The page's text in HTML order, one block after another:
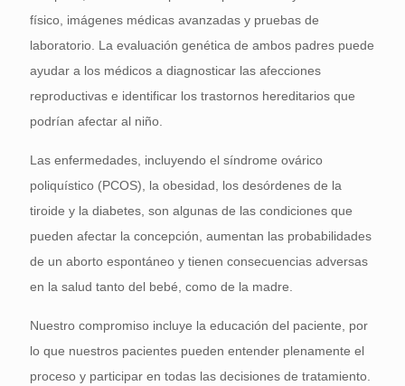
físico, imágenes médicas avanzadas y pruebas de
laboratorio. La evaluación genética de ambos padres puede
ayudar a los médicos a diagnosticar las afecciones
reproductivas e identificar los trastornos hereditarios que
podrían afectar al niño.
Las enfermedades, incluyendo el síndrome ovárico
poliquístico (PCOS), la obesidad, los desórdenes de la
tiroide y la diabetes, son algunas de las condiciones que
pueden afectar la concepción, aumentan las probabilidades
de un aborto espontáneo y tienen consecuencias adversas
en la salud tanto del bebé, como de la madre.
Nuestro compromiso incluye la educación del paciente, por
lo que nuestros pacientes pueden entender plenamente el
proceso y participar en todas las decisiones de tratamiento.